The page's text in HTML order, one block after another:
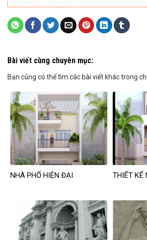
Bài viết cùng chuyên mục:
Bạn cũng có thể tìm các bài viết khác trong
NHÀ PHỐ HIỆN ĐẠI THIẾT KẾ